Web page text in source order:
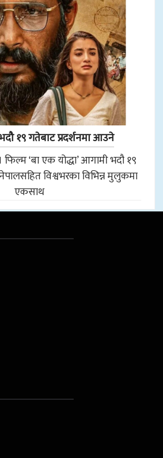
भदौ १९ गतेबाट प्रदर्शनमा आउने
‘बा एक योद्धा’ आगामी भदौ १९
विश्वभरका विभिन्न मुलुकमा
एकसाथ